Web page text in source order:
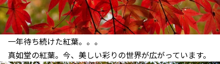
一年待ち続けた紅葉。。。
真如堂の紅葉。今、美しい彩りの世界が広がっています。